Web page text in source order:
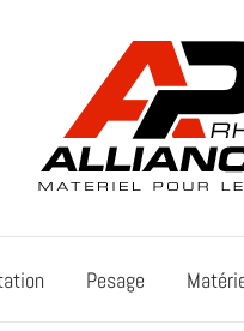
Pesage